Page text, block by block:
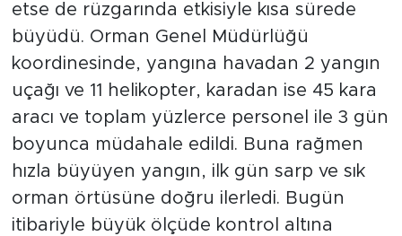
etse de rüzgarında etkisiyle kısa sürede
büyüdü. Orman Genel Müdürlüğü
koordinesinde, yangına havadan 2 yangın
uçağı ve 11 helikopter, karadan ise 45 kara
aracı ve toplam yüzlerce personel ile 3 gün
boyunca müdahale edildi. Buna rağmen
hızla büyüyen yangın, ilk gün sarp ve sık
orman örtüsüne doğru ilerledi. Bugün
itibariyle büyük ölçüde kontrol altına